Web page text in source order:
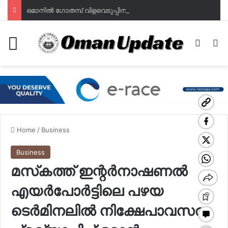
Home / Business
Business
മസ്‌കത്ത് ഇന്റര്‍നാഷണല്‍
എയര്‍പോര്‍ട്ടിലെ പഴയ
ടെര്‍മിനലില്‍ നിക്ഷേപാവസരം